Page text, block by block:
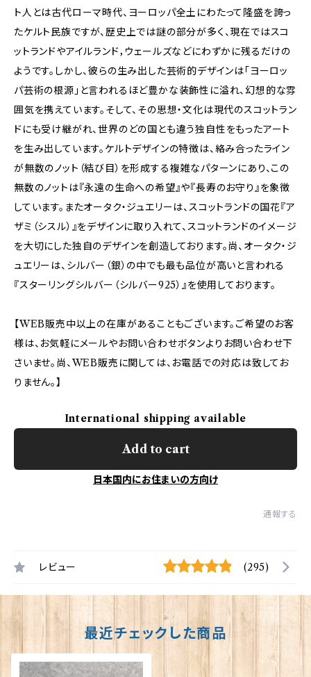
ト人とは古代ローマ時代、ヨーロッパ全土にわたって隆盛を誇っ
たケルト民族ですが、歴史上では謎の部分が多く、現在ではスコ
ットランドやアイルランド，ウェールズなどにわずかに残るだけの
ようです。しかし、彼らの生み出した芸術的デザインは「ヨーロッ
パ芸術の根源」と言われるほど豊かな装飾性に溢れ、幻想的な雰
囲気を携えています。そして、その思想・文化は現代のスコットラン
ドにも受け継がれ、世界のどの国とも違う独自性をもったアート
を生み出しています。ケルトデザインの特徴は、絡み合ったライン
が無数のノット（結び目）を形成する複雑なパターンにあり、この
無数のノットは『永遠の生命への希望』や『長寿のお守り』を象徴
しています。またオータク・ジュエリーは、スコットランドの国花『ア
ザミ（シスル）』をデザインに取り入れて、スコットランドのイメージ
を大切にした独自のデザインを創造しております。尚、オータク・ジ
ュエリーは、シルバー（銀）の中でも最も品位が高いと言われる
『スターリングシルバー（シルバー925）』を使用しております。
【WEB販売中以上の在庫があることもございます。ご希望のお客
様は、お気軽にメールやお問い合わせボタンよりお問い合わせ下
さいませ。尚、WEB販売に関しては、お電話での対応は致してお
りません。】
International shipping available
Add to cart
日本国内にお住まいの方向け
通報する
レビュー (295)
最近チェックした商品